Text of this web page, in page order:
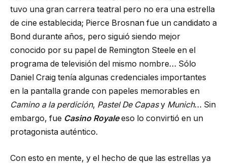
tuvo una gran carrera teatral pero no era una estrella
de cine establecida; Pierce Brosnan fue un candidato a
Bond durante años, pero siguió siendo mejor
conocido por su papel de Remington Steele en el
programa de televisión del mismo nombre… Sólo
Daniel Craig tenía algunas credenciales importantes
en la pantalla grande con papeles memorables en
Camino a la perdición, Pastel De Capasy Munich… Sin
embargo, fue Casino Royaleeso lo convirtió en un
protagonista auténtico.
Con esto en mente, y el hecho de que las estrellas ya